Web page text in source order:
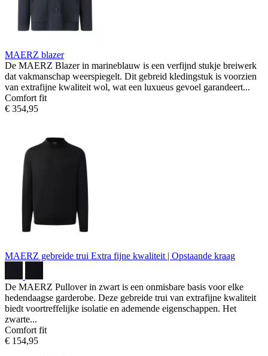
MAERZ blazer
De MAERZ Blazer in marineblauw is een verfijnd stukje breiwerk
dat vakmanschap weerspiegelt. Dit gebreid kledingstuk is voorzien
van extrafijne kwaliteit wol, wat een luxueus gevoel garandeert...
Comfort fit
€ 354,95
MAERZ gebreide trui Extra fijne kwaliteit | Opstaande kraag
De MAERZ Pullover in zwart is een onmisbare basis voor elke
hedendaagse garderobe. Deze gebreide trui van extrafijne kwaliteit
biedt voortreffelijke isolatie en ademende eigenschappen. Het
zwarte...
Comfort fit
€ 154,95